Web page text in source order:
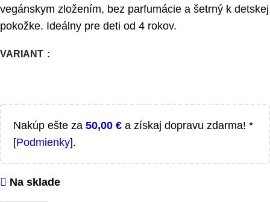
vegánskym zložením, bez parfumácie a šetrný k detskej
pokožke. Ideálny pre deti od 4 rokov.
VARIANT
Nakúp ešte za 50,00 € a získaj dopravu zdarma! *
[Podmienky].
Na sklade